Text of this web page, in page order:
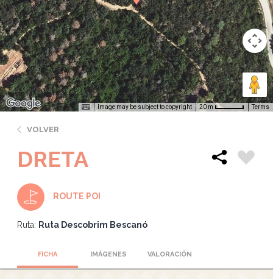
Image may be subject to copyright 20 m Terms
VOLVER
DRETA
ROUTE POI
Ruta: Ruta Descobrim Bescanó
FICHA IMÁGENES VALORACIÓN